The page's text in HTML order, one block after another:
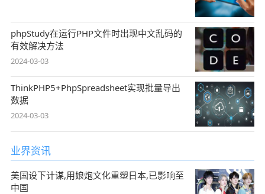
phpStudy在运行PHP文件时出现中文乱码的
有效解决方法
2024-03-03
ThinkPHP5+PhpSpreadsheet实现批量导出
数据
2024-03-03
业界资讯
美国设下计谋,用娘炮文化重塑日本,已影响至
中国